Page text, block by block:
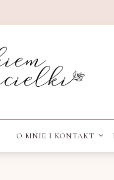
O MNIE I KONTAKT